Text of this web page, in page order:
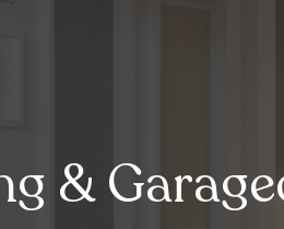
&